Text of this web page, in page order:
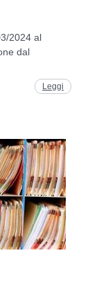
2024 al
dal
Leggi